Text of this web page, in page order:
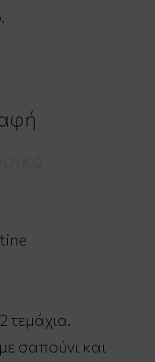
τεμάχια.
σαπούνι και